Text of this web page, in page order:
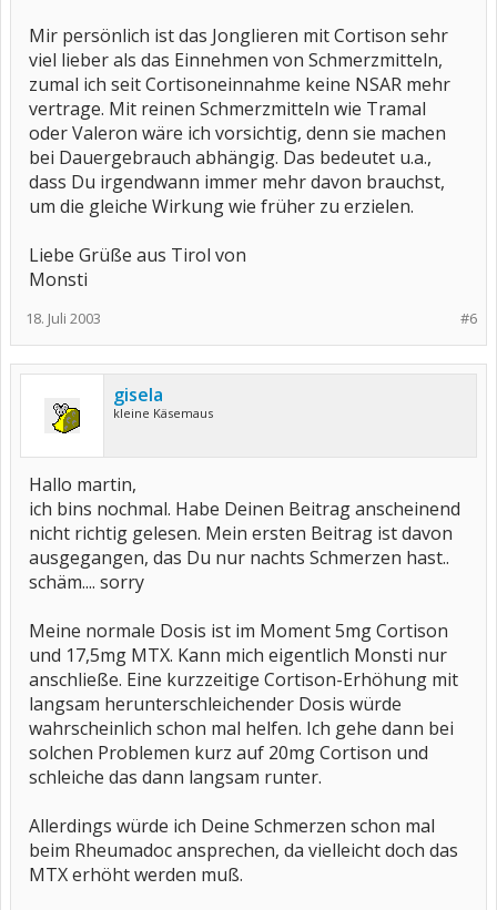
Mir persönlich ist das Jonglieren mit Cortison sehr
viel lieber als das Einnehmen von Schmerzmitteln,
zumal ich seit Cortisoneinnahme keine NSAR mehr
vertrage. Mit reinen Schmerzmitteln wie Tramal
oder Valeron wäre ich vorsichtig, denn sie machen
bei Dauergebrauch abhängig. Das bedeutet u.a.,
dass Du irgendwann immer mehr davon brauchst,
um die gleiche Wirkung wie früher zu erzielen.
Liebe Grüße aus Tirol von
Monsti
#6
18. Juli 2003
gisela
kleine Käsemaus
Hallo martin,
ich bins nochmal. Habe Deinen Beitrag anscheinend
nicht richtig gelesen. Mein ersten Beitrag ist davon
ausgegangen, das Du nur nachts Schmerzen hast..
schäm.... sorry
Meine normale Dosis ist im Moment 5mg Cortison
und 17,5mg MTX. Kann mich eigentlich Monsti nur
anschließe. Eine kurzzeitige Cortison-Erhöhung mit
langsam herunterschleichender Dosis würde
wahrscheinlich schon mal helfen. Ich gehe dann bei
solchen Problemen kurz auf 20mg Cortison und
schleiche das dann langsam runter.
Allerdings würde ich Deine Schmerzen schon mal
beim Rheumadoc ansprechen, da vielleicht doch das
MTX erhöht werden muß.